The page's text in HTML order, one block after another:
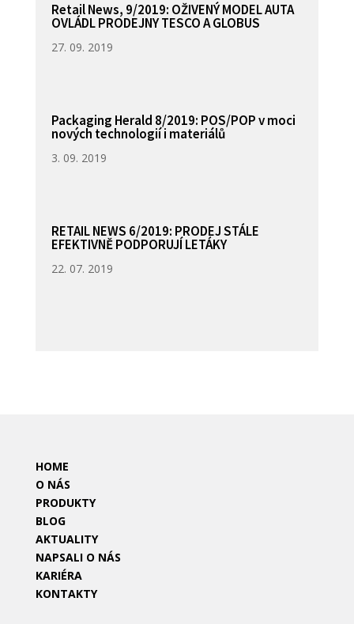
Retail News, 9/2019: OŽIVENÝ MODEL AUTA
OVLÁDL PRODEJNY TESCO A GLOBUS
27. 09. 2019
Packaging Herald 8/2019: POS/POP v moci
nových technologií i materiálů
3. 09. 2019
RETAIL NEWS 6/2019: PRODEJ STÁLE
EFEKTIVNĚ PODPORUJÍ LETÁKY
22. 07. 2019
HOME
O NÁS
PRODUKTY
BLOG
AKTUALITY
NAPSALI O NÁS
KARIÉRA
KONTAKTY